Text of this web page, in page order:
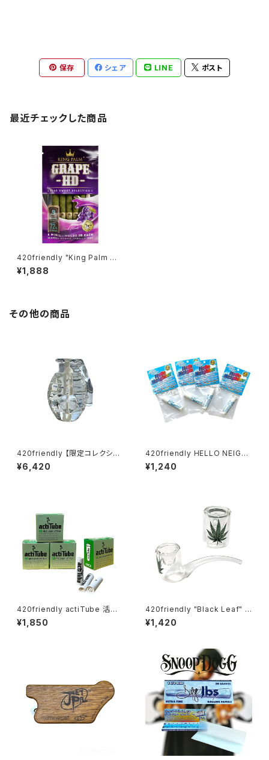
保存 シェア LINE ポスト
最近チェックした商品
420friendly "King Palm Wr
ap" キングパーム Leaf pre ro
lls 詰めるだけで楽しめる 420
¥1,888
その他の商品
420friendly 【限定コレクショ
ン】EG Glass Grenade Hand
pipe — 手榴弾 パイプ
¥6,420
420friendly HELLO NEIGH
BOR 携帯エアフレッシュナー／
ポータブル消臭スティック（全6
¥1,240
420friendly actiTube 活性
炭フィルター ３箱セット/EXTRA
SLIM [ エクストラスリム：6mm
¥1,850
420friendly "Black Leaf" G
lass Pipe / リーフ ガラスパイ
プ – 10cm カーブタイプ
¥1,420